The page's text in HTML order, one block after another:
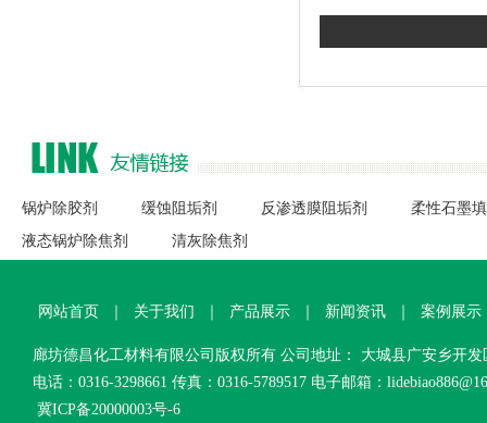
锅炉除胶剂 缓蚀阻垢剂 反渗透膜阻垢剂
柔性石墨
液态锅炉除焦剂
清灰除焦剂
网站首页 关于我们 产品展示 新闻资讯 案例展示
廊坊德昌化工材料有限公司版权所有 公司地址： 大城县广安乡开
电话：0316-3298661 传真：0316-5789517 电子邮箱：
冀ICP备20000003号-6